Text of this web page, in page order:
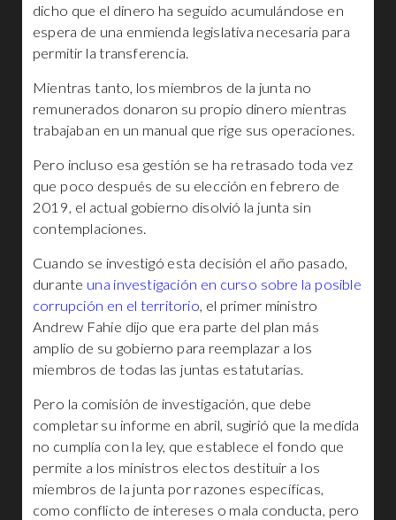
dicho que el dinero ha seguido acumulándose en
espera de una enmienda legislativa necesaria para
permitir la transferencia.
Mientras tanto, los miembros de la junta no
remunerados donaron su propio dinero mientras
trabajaban en un manual que rige sus operaciones.
Pero incluso esa gestión se ha retrasado toda vez
que poco después de su elección en febrero de
2019, el actual gobierno disolvió la junta sin
contemplaciones.
Cuando se investigó esta decisión el año pasado,
durante una investigación en curso sobre la posible
corrupción en el territorio, el primer ministro
Andrew Fahie dijo que era parte del plan más
amplio de su gobierno para reemplazar a los
miembros de todas las juntas estatutarias.
Pero la comisión de investigación, que debe
completar su informe en abril, sugirió que la medida
no cumplía con la ley, que establece el fondo que
permite a los ministros electos destituir a los
miembros de la junta por razones específicas,
como conflicto de intereses o mala conducta, pero